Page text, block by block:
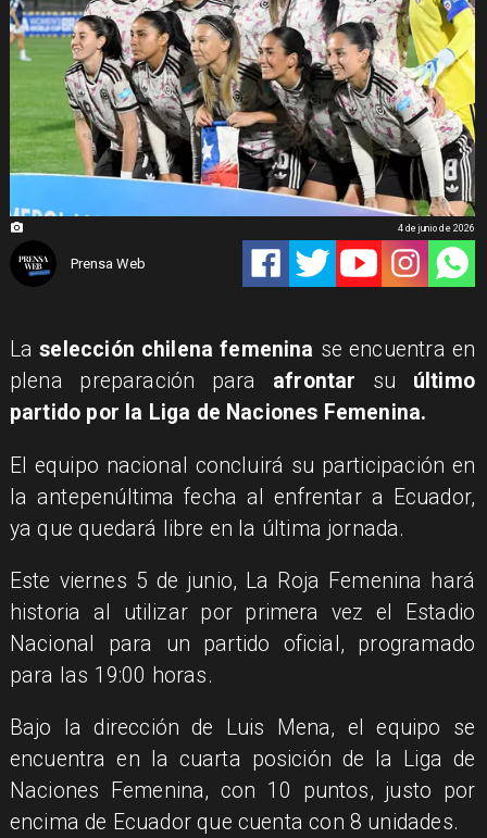
Prensa Web
4 de junio de 2026
Laselección chilena femenina se encuentra en
plena preparación para afrontar su último
partido por la Liga de Naciones Femenina.
El equipo nacional concluirá su participación en
la antepenúltima fecha al enfrentar a Ecuador,
ya que quedará libre en la última jornada.
Este viernes 5 de junio, La Roja Femenina hará
historia al utilizar por primera vez el Estadio
Nacional para un partido oficial, programado
para las 19:00 horas.
Bajo la dirección de Luis Mena, el equipo se
encuentra en la cuarta posición de la Liga de
Naciones Femenina, con 10 puntos, justo por
encima de Ecuador que cuenta con 8 unidades.